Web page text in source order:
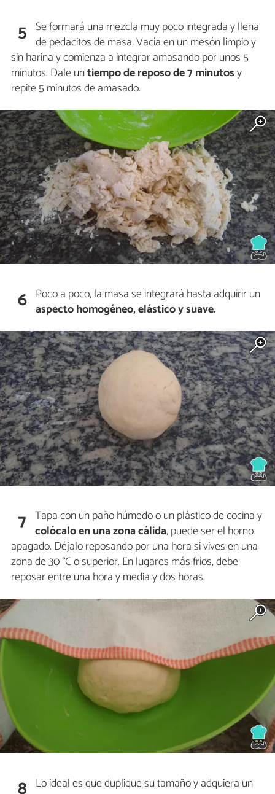
5 Se formará una mezcla muy poco integrada y llena
de pedacitos de masa. Vacía en un mesón limpio y
sin harina y comienza a integrar amasando por unos 5
minutos. Dale untiempo de reposo de 7 minutosy
repite 5 minutos de amasado.
6 Poco a poco, la masa se integrará hasta adquirir un
aspecto homogéneo, elástico y suave.
7 Tapa con un paño húmedo o un plástico de cocina y
colócalo en una zona cálida, puede ser el horno
apagado. Déjalo reposando por una hora si vives en una
zona de 30 °C o superior. En lugares más fríos, debe
reposar entre una hora y media y dos horas.
Lo ideal es que duplique su tamaño y adquiera un